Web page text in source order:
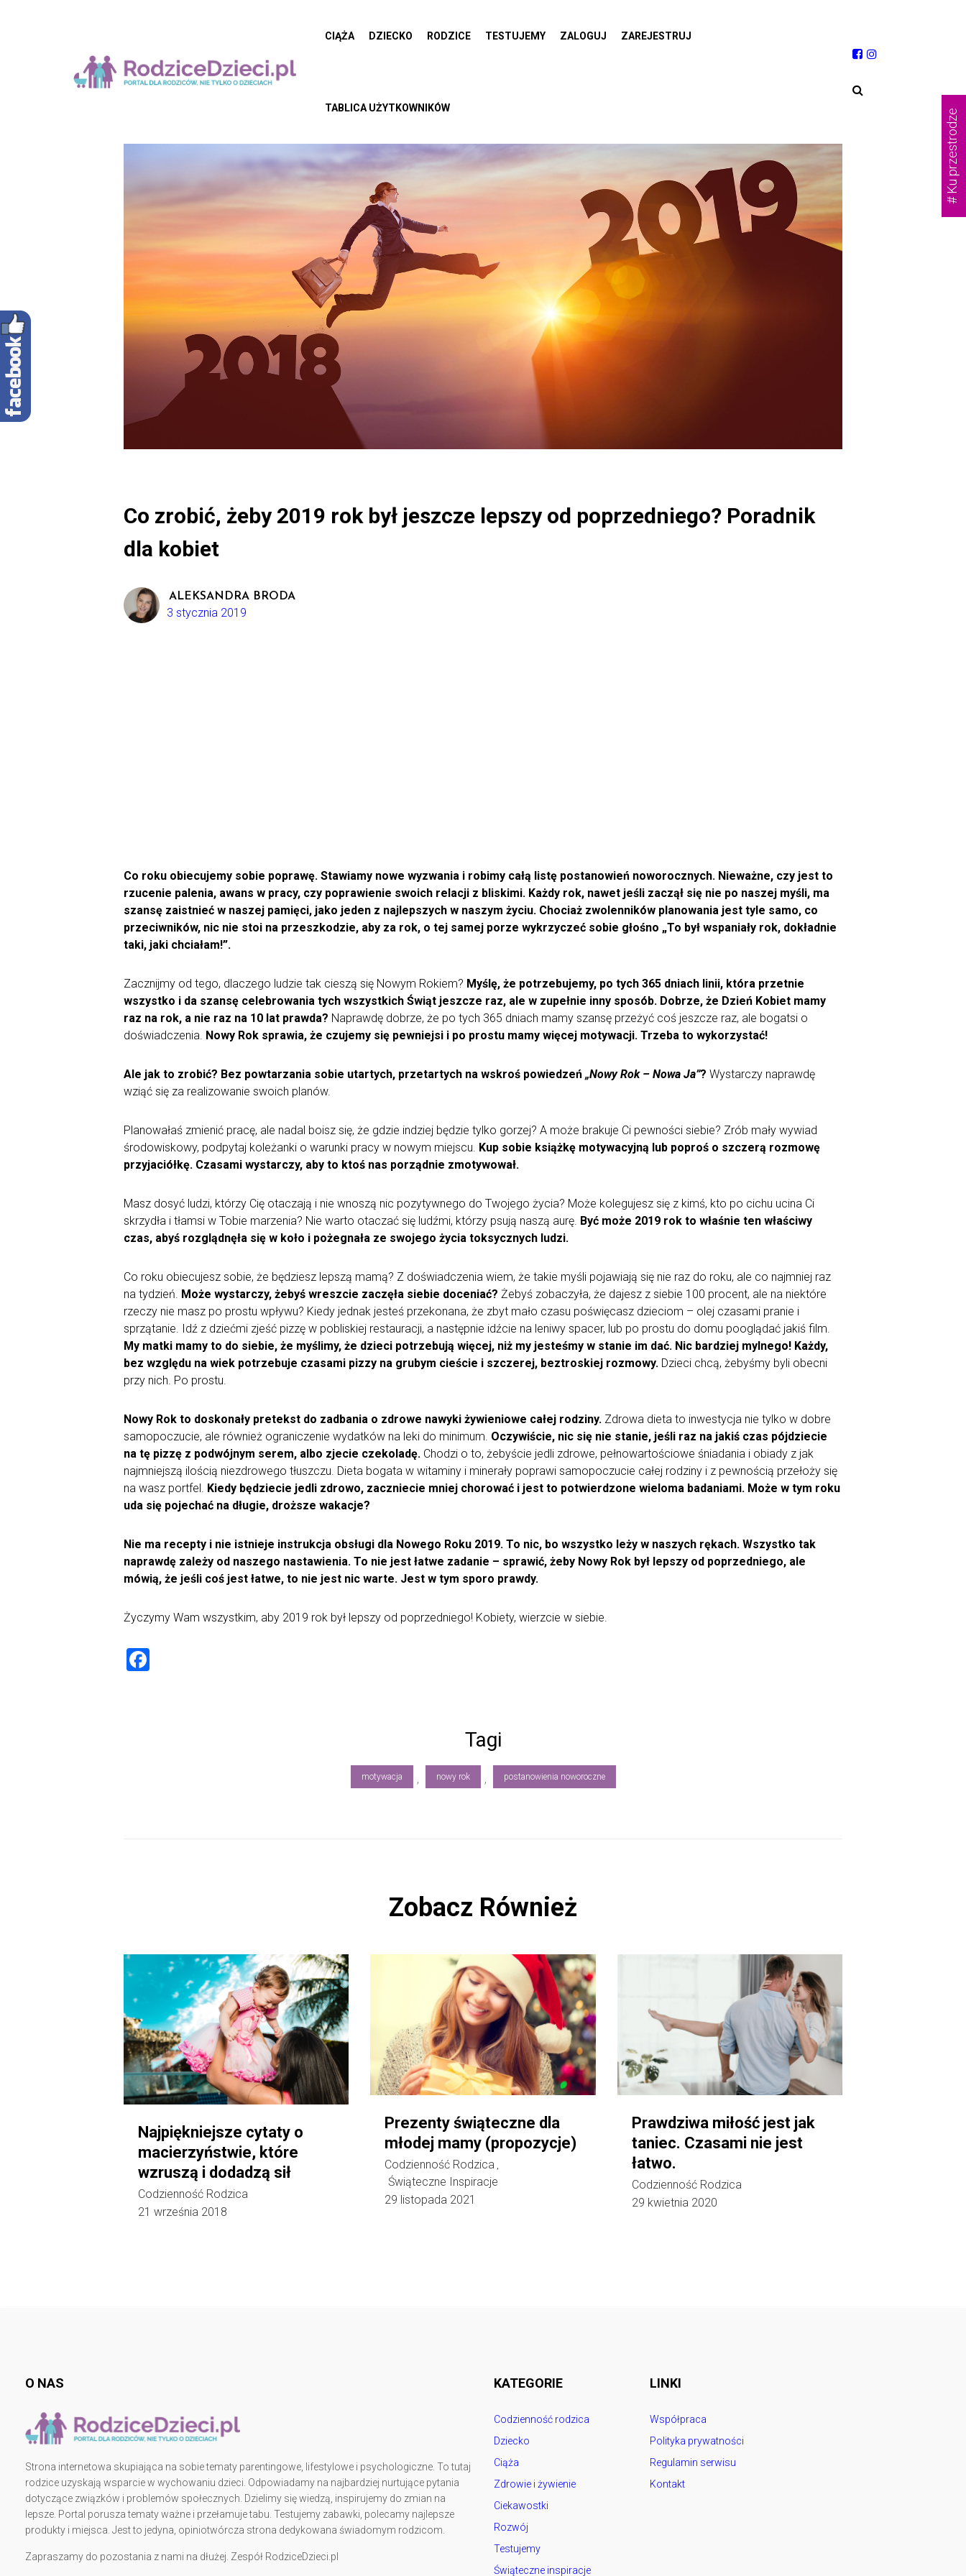
CIĄŻA DZIECKO RODZICE TESTUJEMY ZALOGUJ ZAREJESTRUJ
TABLICA UŻYTKOWNIKÓW
Co zrobić, żeby 2019 rok był jeszcze lepszy od poprzedniego? Poradnik
dla kobiet
ALEKSANDRA BRODA
3 stycznia 2019
Co roku obiecujemy sobie poprawę. Stawiamy nowe wyzwania i robimy całą listę postanowień noworocznych. Nieważne, czy jest to
rzucenie palenia, awans w pracy, czy poprawienie swoich relacji z bliskimi. Każdy rok, nawet jeśli zaczął się nie po naszej myśli, ma
szansę zaistnieć w naszej pamięci, jako jeden z najlepszych w naszym życiu. Chociaż zwolenników planowania jest tyle samo, co
przeciwników, nic nie stoi na przeszkodzie, aby za rok, o tej samej porze wykrzyczeć sobie głośno „To był wspaniały rok, dokładnie
taki, jaki chciałam!”.
Zacznijmy od tego, dlaczego ludzie tak cieszą się Nowym Rokiem? Myślę, że potrzebujemy, po tych 365 dniach linii, która przetnie
wszystko i da szansę celebrowania tych wszystkich Świąt jeszcze raz, ale w zupełnie inny sposób. Dobrze, że Dzień Kobiet mamy
raz na rok, a nie raz na 10 lat prawda? Naprawdę dobrze, że po tych 365 dniach mamy szansę przeżyć coś jeszcze raz, ale bogatsi o
doświadczenia. Nowy Rok sprawia, że czujemy się pewniejsi i po prostu mamy więcej motywacji. Trzeba to wykorzystać!
Ale jak to zrobić? Bez powtarzania sobie utartych, przetartych na wskroś powiedzeń „Nowy Rok – Nowa Ja”? Wystarczy naprawdę
wziąć się za realizowanie swoich planów.
Planowałaś zmienić pracę, ale nadal boisz się, że gdzie indziej będzie tylko gorzej? A może brakuje Ci pewności siebie? Zrób mały wywiad
środowiskowy, podpytaj koleżanki o warunki pracy w nowym miejscu. Kup sobie książkę motywacyjną lub poproś o szczerą rozmowę
przyjaciółkę. Czasami wystarczy, aby to ktoś nas porządnie zmotywował.
Masz dosyć ludzi, którzy Cię otaczają i nie wnoszą nic pozytywnego do Twojego życia? Może kolegujesz się z kimś, kto po cichu ucina Ci
skrzydła i tłamsi w Tobie marzenia? Nie warto otaczać się ludźmi, którzy psują naszą aurę. Być może 2019 rok to właśnie ten właściwy
czas, abyś rozglądnęła się w koło i pożegnała ze swojego życia toksycznych ludzi.
Co roku obiecujesz sobie, że będziesz lepszą mamą? Z doświadczenia wiem, że takie myśli pojawiają się nie raz do roku, ale co najmniej raz
na tydzień. Może wystarczy, żebyś wreszcie zaczęła siebie doceniać? Żebyś zobaczyła, że dajesz z siebie 100 procent, ale na niektóre
rzeczy nie masz po prostu wpływu? Kiedy jednak jesteś przekonana, że zbyt mało czasu poświęcasz dzieciom – olej czasami pranie i
sprzątanie. Idź z dziećmi zjeść pizzę w pobliskiej restauracji, a następnie idźcie na leniwy spacer, lub po prostu do domu pooglądać jakiś film.
My matki mamy to do siebie, że myślimy, że dzieci potrzebują więcej, niż my jesteśmy w stanie im dać. Nic bardziej mylnego! Każdy,
bez względu na wiek potrzebuje czasami pizzy na grubym cieście i szczerej, beztroskiej rozmowy. Dzieci chcą, żebyśmy byli obecni
przy nich. Po prostu.
Nowy Rok to doskonały pretekst do zadbania o zdrowe nawyki żywieniowe całej rodziny. Zdrowa dieta to inwestycja nie tylko w dobre
samopoczucie, ale również ograniczenie wydatków na leki do minimum. Oczywiście, nic się nie stanie, jeśli raz na jakiś czas pójdziecie
na tę pizzę z podwójnym serem, albo zjecie czekoladę. Chodzi o to, żebyście jedli zdrowe, pełnowartościowe śniadania i obiady z jak
najmniejszą ilością niezdrowego tłuszczu. Dieta bogata w witaminy i minerały poprawi samopoczucie całej rodziny i z pewnością przełoży się
na wasz portfel. Kiedy będziecie jedli zdrowo, zaczniecie mniej chorować i jest to potwierdzone wieloma badaniami. Może w tym roku
uda się pojechać na długie, droższe wakacje?
Nie ma recepty i nie istnieje instrukcja obsługi dla Nowego Roku 2019. To nic, bo wszystko leży w naszych rękach. Wszystko tak
naprawdę zależy od naszego nastawienia. To nie jest łatwe zadanie – sprawić, żeby Nowy Rok był lepszy od poprzedniego, ale
mówią, że jeśli coś jest łatwe, to nie jest nic warte. Jest w tym sporo prawdy.
Życzymy Wam wszystkim, aby 2019 rok był lepszy od poprzedniego! Kobiety, wierzcie w siebie.
Tagi
motywacja , nowy rok , postanowienia noworoczne
Zobacz Również
Najpiękniejsze cytaty o
macierzyństwie, które
wzruszą i dodadzą sił
Codzienność Rodzica
21 września 2018
Prezenty świąteczne dla
młodej mamy (propozycje)
Codzienność Rodzica ,
Świąteczne Inspiracje
29 listopada 2021
Prawdziwa miłość jest jak
taniec. Czasami nie jest
łatwo.
Codzienność Rodzica
29 kwietnia 2020
O NAS
Strona internetowa skupiająca na sobie tematy parentingowe, lifestylowe i psychologiczne. To tutaj
rodzice uzyskają wsparcie w wychowaniu dzieci. Odpowiadamy na najbardziej nurtujące pytania
dotyczące związków i problemów społecznych. Dzielimy się wiedzą, inspirujemy do zmian na
lepsze. Portal porusza tematy ważne i przełamuje tabu. Testujemy zabawki, polecamy najlepsze
produkty i miejsca. Jest to jedyna, opiniotwórcza strona dedykowana świadomym rodzicom.
Zapraszamy do pozostania z nami na dłużej. Zespół RodziceDzieci.pl
KATEGORIE
Codzienność rodzica
Dziecko
Ciąża
Zdrowie i żywienie
Ciekawostki
Rozwój
Testujemy
Świąteczne inspiracje
LINKI
Współpraca
Polityka prywatności
Regulamin serwisu
Kontakt
# Ku przestrodze